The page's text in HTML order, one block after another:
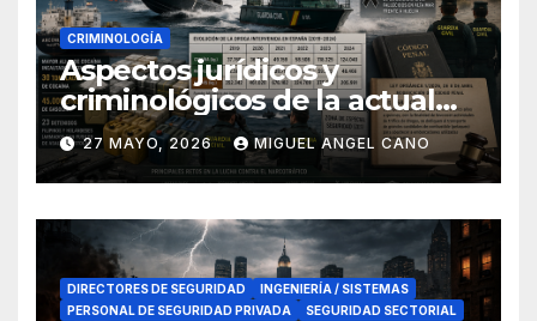
CRIMINOLOGÍA
Aspectos jurídicos y
criminológicos de la actual
lucha contra el narcotráfico
en el sur de España
27 MAYO, 2026 MIGUEL ANGEL CANO
DIRECTORES DE SEGURIDAD
INGENIERÍA / SISTEMAS
PERSONAL DE SEGURIDAD PRIVADA
SEGURIDAD SECTORIAL